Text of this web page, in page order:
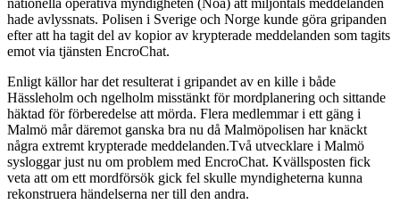
hade avlyssnats. Polisen i Sverige och Norge kunde göra gripanden
efter att ha tagit del av kopior av krypterade meddelanden som tagits
emot via tjänsten EncroChat.
Enligt källor har det resulterat i gripandet av en kille i både
Hässleholm och ngelholm misstänkt för mordplanering och sittande
häktad för förberedelse att mörda. Flera medlemmar i ett gäng i
Malmö mår däremot ganska bra nu då Malmöpolisen har knäckt
några extremt krypterade meddelanden.Två utvecklare i Malmö
sysloggar just nu om problem med EncroChat. Kvällsposten fick
veta att om ett mordförsök gick fel skulle myndigheterna kunna
rekonstruera händelserna ner till den andra.